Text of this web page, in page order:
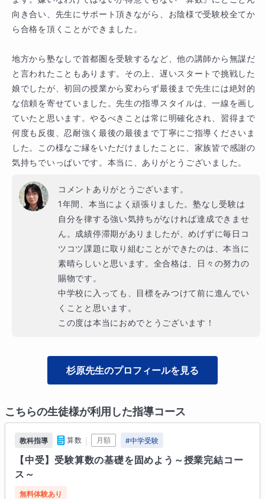
向き合い、先生にサポート頂きながら、お陰様で受験校全てか
ら合格を頂くことができました。
地方から塾なしで首都圏を受験するなど、他の講師から無謀だ
と言われたこともあります。その上、遅いスタートで挑戦した
娘でしたが、初回の授業から変わらず最後まで先生には絶対的
な信頼を寄せていました。先生の指導スタイルは、一線を画し
ていたと思います。やるべきことは常に明確化され、習得まで
何度も反復、忍耐強く最後の最後まで丁寧にご指導くださいま
した。この様なご縁をいただけましたことに、家族皆で感謝の
気持ちでいっぱいです。本当に、ありがとうございました。
コメントありがとうございます。
1年間、本当によく頑張りました。塾なし受験は
自分を律する強い気持ちがなければ達成できませ
ん。成績停滞期がありましたが、めげずに毎日コ
ツコツ課題に取り組むことができたのは、本当に
素晴らしいと思います。全合格は、日々の努力の
賜物です。
中学校に入っても、目標をみつけて前に進んでい
くことと思います。
この度は本当におめでとうございます！
杉原先生のプロフィールを見る
こちらの生徒様が利用した指導コース
教科指導 算数 月額 #中学受験
【中受】受験算数の基礎を固めよう～授業完結コー
ス～
無料体験あり